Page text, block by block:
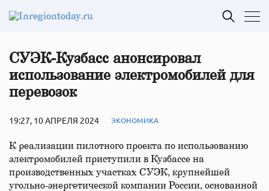
СУЭК-Кузбасс анонсировал
использование электромобилей для
перевозок
19:27, 10 АПРЕЛЯ 2024 ЭКОНОМИКА
К реализации пилотного проекта по использованию
электромобилей приступили в Кузбассе на
производственных участках СУЭК, крупнейшей
угольно-энергетической компании России, основанной